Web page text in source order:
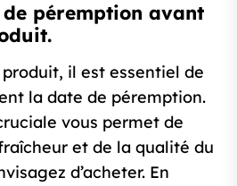
péremption avant
il est essentiel de
la date de péremption.
vous permet de
et de la qualité du
d’acheter. En